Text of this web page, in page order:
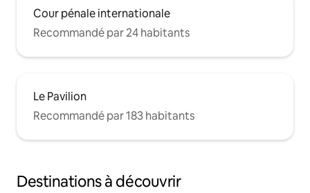
Cour pénale internationale
Recommandé par 24 habitants
Le Pavilion
Recommandé par 183 habitants
Destinations à découvrir